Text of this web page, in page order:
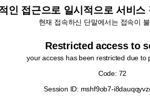
인 접근으로 일시적으로 서비
현재 접속하신 단말에서는 접속이
Restricted access to
your access has been restricted due to
Code: 72
Session ID: mshf9ob7-